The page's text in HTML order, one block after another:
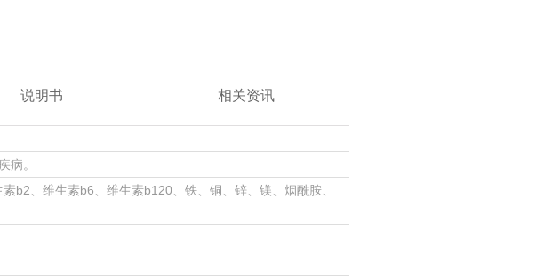
说明书 相关资讯
病。
b2、维生素b6、维生素b120、铁、铜、锌、镁、烟酰胺、